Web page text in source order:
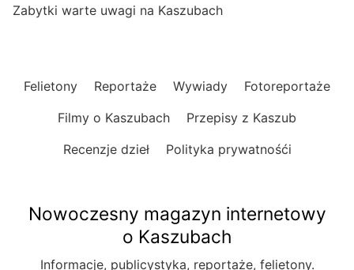
Zabytki warte uwagi na Kaszubach
Felietony Reportaże Wywiady
Fotoreportaże
Filmy o Kaszubach
Przepisy z Kaszub
Recenzje dzieł
Polityka prywatnośći
Nowoczesny magazyn internetowy
o Kaszubach
Informacje, publicystyka, reportaże, felietony.